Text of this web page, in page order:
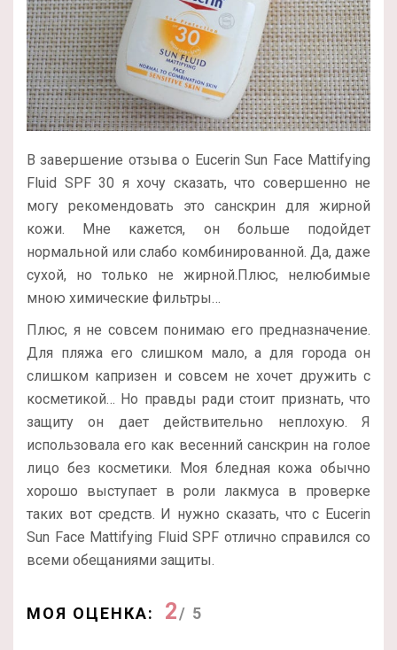
В завершение отзыва о Eucerin Sun Face Mattifying
Fluid SPF 30 я хочу сказать, что совершенно не
могу рекомендовать это санскрин для жирной
кожи. Мне кажется, он больше подойдет
нормальной или слабо комбинированной. Да, даже
сухой, но только не жирной.Плюс, нелюбимые
мною химические фильтры…
Плюс, я не совсем понимаю его предназначение.
Для пляжа его слишком мало, а для города он
слишком капризен и совсем не хочет дружить с
косметикой… Но правды ради стоит признать, что
защиту он дает действительно неплохую. Я
использовала его как весенний санскрин на голое
лицо без косметики. Моя бледная кожа обычно
хорошо выступает в роли лакмуса в проверке
таких вот средств. И нужно сказать, что с Eucerin
Sun Face Mattifying Fluid SPF отлично справился со
всеми обещаниями защиты.
МОЯ ОЦЕНКА: 2/ 5